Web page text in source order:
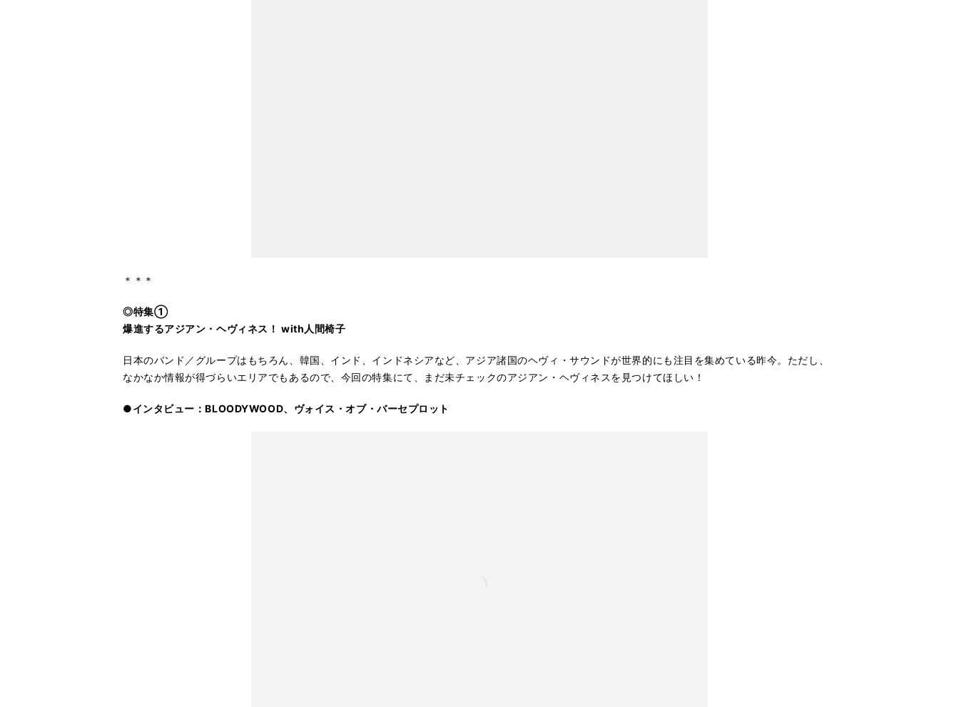
＊＊＊
◎特集①
爆進するアジアン・ヘヴィネス！ with人間椅子
日本のバンド／グループはもちろん、韓国、インド、インドネシアなど、アジア諸国のヘヴィ・サウンドが世界的にも注目を集めている昨今。ただし、
なかなか情報が得づらいエリアでもあるので、今回の特集にて、まだ未チェックのアジアン・ヘヴィネスを見つけてほしい！
●インタビュー：BLOODYWOOD、ヴォイス・オブ・バーセプロット